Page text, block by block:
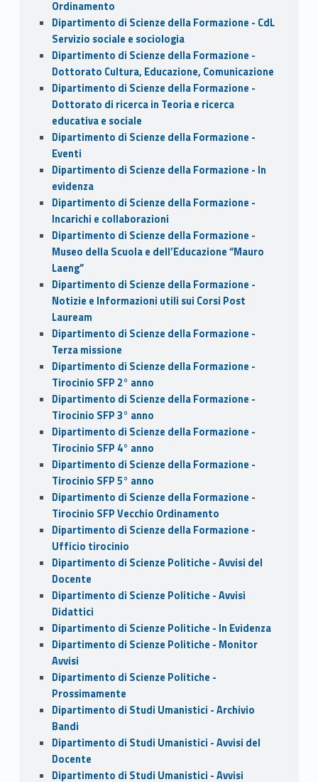
Ordinamento
Dipartimento di Scienze della Formazione - CdL
Servizio sociale e sociologia
Dipartimento di Scienze della Formazione -
Dottorato Cultura, Educazione, Comunicazione
Dipartimento di Scienze della Formazione -
Dottorato di ricerca in Teoria e ricerca
educativa e sociale
Dipartimento di Scienze della Formazione -
Eventi
Dipartimento di Scienze della Formazione - In
evidenza
Dipartimento di Scienze della Formazione -
Incarichi e collaborazioni
Dipartimento di Scienze della Formazione -
Museo della Scuola e dell’Educazione “Mauro
Laeng”
Dipartimento di Scienze della Formazione -
Notizie e Informazioni utili sui Corsi Post
Lauream
Dipartimento di Scienze della Formazione -
Terza missione
Dipartimento di Scienze della Formazione -
Tirocinio SFP 2° anno
Dipartimento di Scienze della Formazione -
Tirocinio SFP 3° anno
Dipartimento di Scienze della Formazione -
Tirocinio SFP 4° anno
Dipartimento di Scienze della Formazione -
Tirocinio SFP 5° anno
Dipartimento di Scienze della Formazione -
Tirocinio SFP Vecchio Ordinamento
Dipartimento di Scienze della Formazione -
Ufficio tirocinio
Dipartimento di Scienze Politiche - Avvisi del
Docente
Dipartimento di Scienze Politiche - Avvisi
Didattici
Dipartimento di Scienze Politiche - In Evidenza
Dipartimento di Scienze Politiche - Monitor
Avvisi
Dipartimento di Scienze Politiche -
Prossimamente
Dipartimento di Studi Umanistici - Archivio
Bandi
Dipartimento di Studi Umanistici - Avvisi del
Docente
Dipartimento di Studi Umanistici - Avvisi